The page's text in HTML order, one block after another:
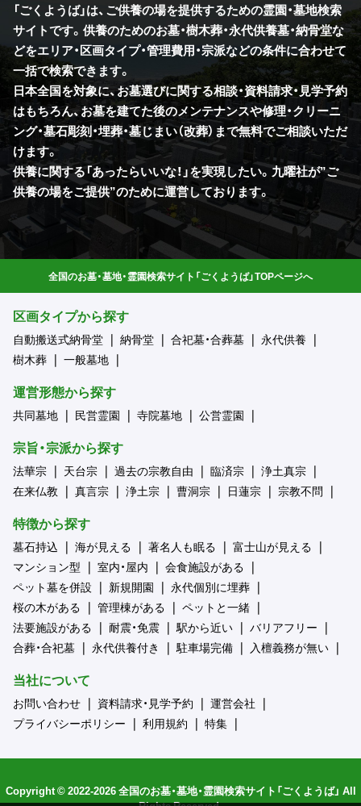
「ごくようば」は、ご供養の場を提供するための霊園・墓地検索
サイトです。供養のためのお墓・樹木葬・永代供養墓・納骨堂な
どをエリア・区画タイプ・管理費用・宗派などの条件に合わせて
一括で検索できます。
日本全国を対象に、お墓選びに関する相談・資料請求・見学予約
はもちろん、お墓を建てた後のメンテナンスや修理・クリーニ
ング・墓石彫刻・埋葬・墓じまい（改葬）まで無料でご相談いただ
けます。
供養に関する「あったらいいな！」を実現したい。九曜社が”ご
供養の場をご提供”のために運営しております。
全国のお墓・墓地・霊園検索サイト「ごくようば」TOPページへ
区画タイプから探す
自動搬送式納骨堂 納骨堂 合祀墓・合葬墓
永代供養
樹木葬
一般墓地
運営形態から探す
共同墓地 民営霊園 寺院墓地 公営霊園
宗旨・宗派から探す
法華宗 天台宗 過去の宗教自由 臨済宗
浄土真宗
在来仏教
真言宗 浄土宗 曹洞宗 日蓮宗 宗教不問
特徴から探す
墓石持込 海が見える 著名人も眠る
富士山が見える
マンション型
室内・屋内
会食施設がある
ペット墓を併設
新規開園
永代個別に埋葬
桜の木がある
管理棟がある
ペットと一緒
法要施設がある
耐震・免震 駅から近い
バリアフリー
合葬・合祀墓
永代供養付き 駐車場完備 入檀義務が無い
当社について
お問い合わせ 資料請求・見学予約
運営会社
プライバシーポリシー
利用規約 特集
Copyright © 2022-2026 全国のお墓・墓地・霊園検索サイト「ごくようば」 All